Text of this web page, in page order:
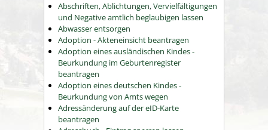
Abschriften, Ablichtungen, Vervielfältigungen
und Negative amtlich beglaubigen lassen
Abwasser entsorgen
Adoption - Akteneinsicht beantragen
Adoption eines ausländischen Kindes -
Beurkundung im Geburtenregister
beantragen
Adoption eines deutschen Kindes -
Beurkundung von Amts wegen
Adressänderung auf der eID-Karte
beantragen